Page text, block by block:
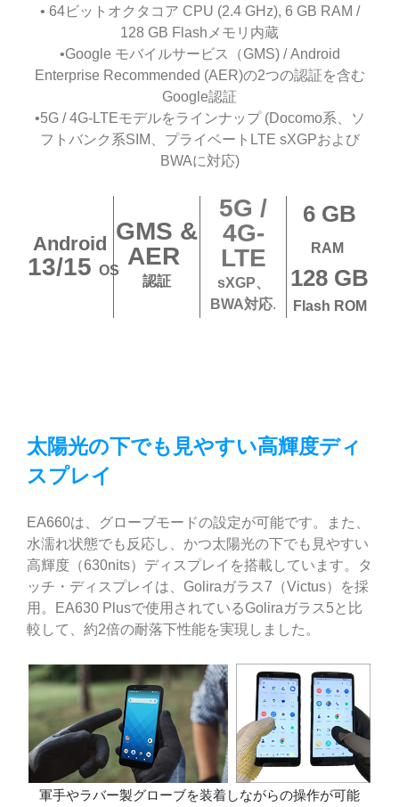
• 64ビットオクタコア CPU (2.4 GHz), 6 GB RAM /
128 GB Flashメモリ内蔵
•Google モバイルサービス（GMS) / Android
Enterprise Recommended (AER)の2つの認証を含む
Google認証
•5G / 4G-LTEモデルをラインナップ (Docomo系、ソ
フトバンク系SIM、プライベートLTE sXGPおよび
BWAに対応)
Android
13/15 OS
GMS &
AER
認証
5G /
4G-
LTE
sXGP、
BWA対応.
6 GB
RAM
128 GB
Flash ROM
太陽光の下でも見やすい高輝度ディ
スプレイ
EA660は、グローブモードの設定が可能です。また、
水濡れ状態でも反応し、かつ太陽光の下でも見やすい
高輝度（630nits）ディスプレイを搭載しています。タ
ッチ・ディスプレイは、Goliraガラス7（Victus）を採
用。EA630 Plusで使用されているGoliraガラス5と比
較して、約2倍の耐落下性能を実現しました。
軍手やラバー製グローブを装着しながらの操作が可能